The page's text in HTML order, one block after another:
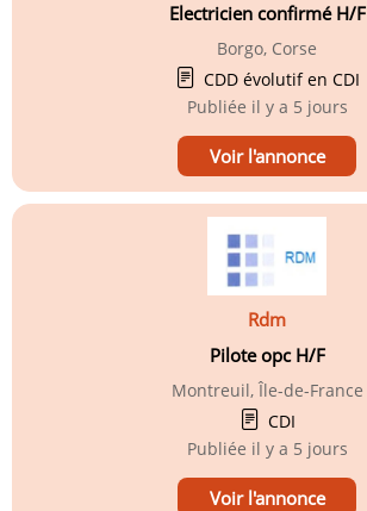
Electricien confirmé H/F
Borgo, Corse
CDD évolutif en CDI
Publiée il y a 5 jours
Voir l'annonce
Rdm
Pilote opc H/F
Montreuil, Île-de-France
CDI
Publiée il y a 5 jours
Voir l'annonce